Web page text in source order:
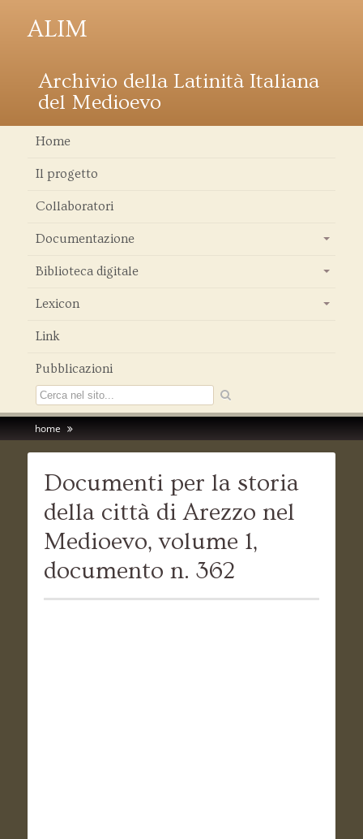
ALIM
Archivio della Latinità Italiana
del Medioevo
Home
Il progetto
Collaboratori
Documentazione
Biblioteca digitale
Lexicon
Link
Pubblicazioni
home
Documenti per la storia
della città di Arezzo nel
Medioevo, volume 1,
documento n. 362